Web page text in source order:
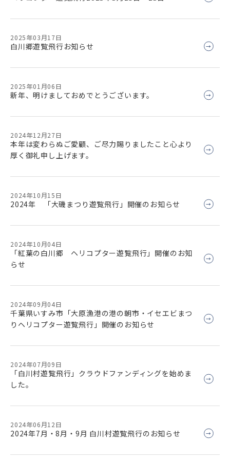
2025年03月17日
白川郷遊覧飛行お知らせ
2025年01月06日
新年、明けましておめでとうございます。
2024年12月27日
本年は変わらぬご愛顧、ご尽力賜りましたこと心より
厚く御礼申し上げます。
2024年10月15日
2024年 「大磯まつり遊覧飛行」開催のお知らせ
2024年10月04日
「紅葉の白川郷 ヘリコプター遊覧飛行」開催のお知
らせ
2024年09月04日
千葉県いすみ市「大原漁港の港の朝市・イセエビまつ
りヘリコプター遊覧飛行」開催のお知らせ
2024年07月09日
「白川村遊覧飛行」クラウドファンディングを始めま
した。
2024年06月12日
2024年7月・8月・9月 白川村遊覧飛行のお知らせ